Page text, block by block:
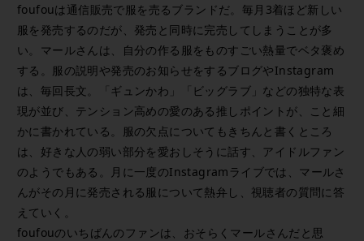
foufouは通信販売で服を売るブランドだ。毎月3着ほど新しい
服を発売するのだが、発売と同時に完売してしまうことが多
い。マールさんは、自分の作る服をものすごい熱量でベタ褒め
する。服の説明や発売のお知らせをするブログやInstagram
は、毎回長文。「ギュンかわ」「ビッグラブ」などの独特な表
現が並び、テンション高めの愛のある推しポイントが、こと細
かに書かれている。服の欠点についてもきちんと書くところ
は、好きな人の弱い部分を愛おしそうに話す、アイドルファン
のようでもある。月に一度のInstagramライブでは、マールさ
んがその月に発売される服について熱弁し、視聴者の質問に答
えていく。
foufouのいちばんのファンは、おそらくマールさんだと思